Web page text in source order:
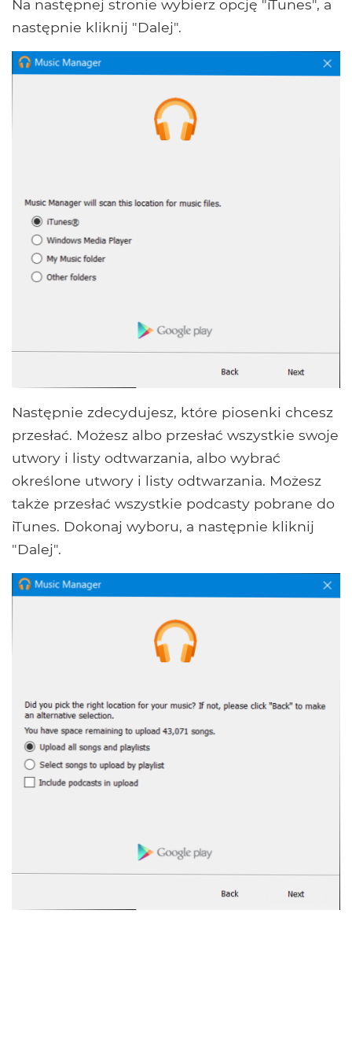
Na następnej stronie wybierz opcję "iTunes", a
następnie kliknij "Dalej".
Następnie zdecydujesz, które piosenki chcesz
przesłać. Możesz albo przesłać wszystkie swoje
utwory i listy odtwarzania, albo wybrać
określone utwory i listy odtwarzania. Możesz
także przesłać wszystkie podcasty pobrane do
iTunes. Dokonaj wyboru, a następnie kliknij
"Dalej".